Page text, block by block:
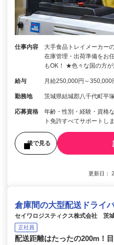
仕事内容
大手食品トレイメーカー
在庫管理・出荷準備をお
もOK！ ★色々な国の方
給与 月給250,000円～350,000
勤務地 茨城県結城郡八千代町平
応募資格
年齢・性別・経験・資
ト免許すべてサポートし
後で見る
更新日：
倉庫間の大型配送ドライ
セイワロジスティクス株式会社 茨
正社員
配送距離はたったの200m！